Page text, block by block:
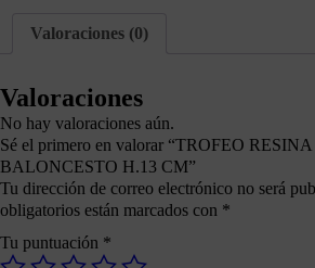
Valoraciones (0)
Valoraciones
No hay valoraciones aún.
Sé el primero en valorar “TROFEO
BALONCESTO H.13 CM”
Tu dirección de correo electrónico no será
obligatorios están marcados con *
Tu puntuación *